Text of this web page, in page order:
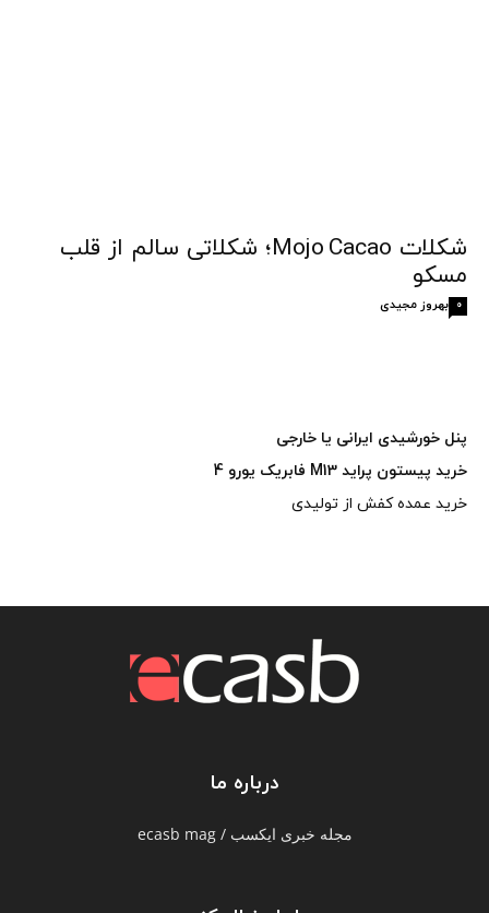
شکلات Mojo Cacao؛ شکلاتی سالم از قلب
مسکو
بهروز مجیدی 0
پنل خورشیدی ایرانی یا خارجی
خرید پیستون پراید M13 فابریک یورو 4
خرید عمده کفش از تولیدی
درباره ما
مجله خبری ایکسب / ecasb mag